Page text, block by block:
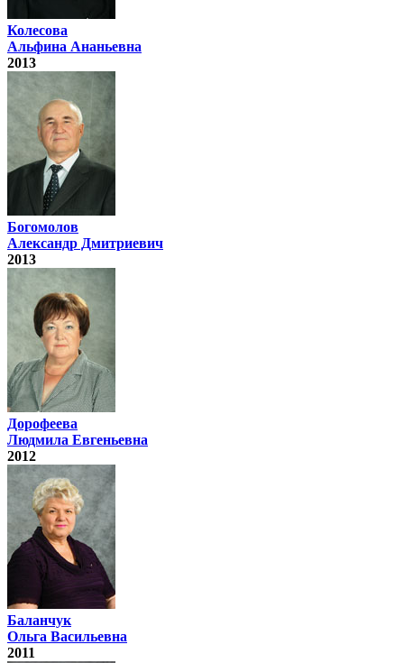
Колесова
Альфина Ананьевна
2013
Богомолов
Александр Дмитриевич
2013
Дорофеева
Людмила Евгеньевна
2012
Баланчук
Ольга Васильевна
2011